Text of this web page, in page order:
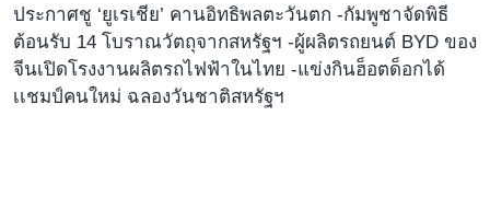
ประกาศชู ‘ยูเรเชีย’ คานอิทธิพลตะวันตก -กัมพูชาจัดพิธี
ต้อนรับ 14 โบราณวัตถุจากสหรัฐฯ -ผู้ผลิตรถยนต์ BYD ของ
จีนเปิดโรงงานผลิตรถไฟฟ้าในไทย -แข่งกินฮ็อตด็อกได้
เเชมป์คนใหม่ ฉลองวันชาติสหรัฐฯ